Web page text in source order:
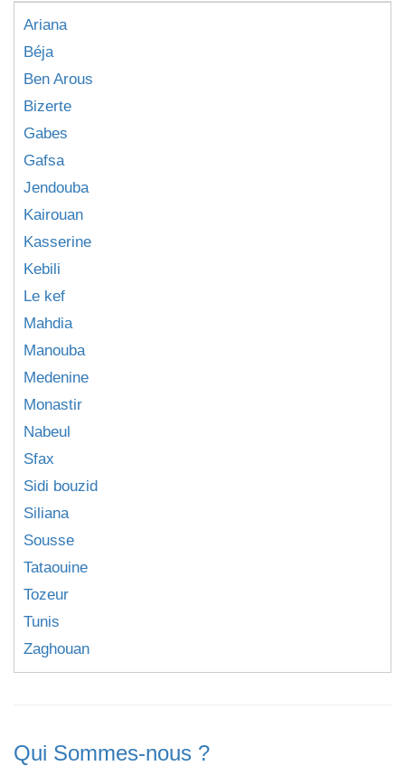
Ariana
Béja
Ben Arous
Bizerte
Gabes
Gafsa
Jendouba
Kairouan
Kasserine
Kebili
Le kef
Mahdia
Manouba
Medenine
Monastir
Nabeul
Sfax
Sidi bouzid
Siliana
Sousse
Tataouine
Tozeur
Tunis
Zaghouan
Qui Sommes-nous ?